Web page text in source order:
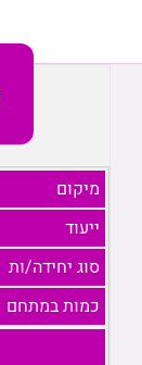
מיקום
ייעוד
סוג יחידה/ות
כמות במתחם